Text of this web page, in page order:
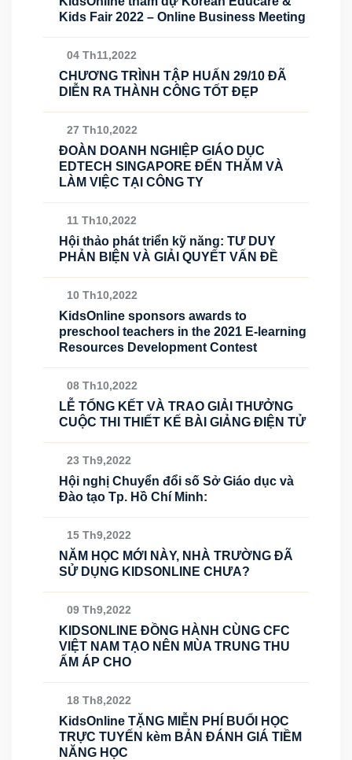
Kids Fair 2022 – Online Business Meeting
04 Th11,2022
CHƯƠNG TRÌNH TẬP HUẤN 29/10 ĐÃ
DIỄN RA THÀNH CÔNG TỐT ĐẸP
27 Th10,2022
ĐOÀN DOANH NGHIỆP GIÁO DỤC
EDTECH SINGAPORE ĐẾN THĂM VÀ
LÀM VIỆC TẠI CÔNG TY
11 Th10,2022
Hội thảo phát triển kỹ năng: TƯ DUY
PHẢN BIỆN VÀ GIẢI QUYẾT VẤN ĐỀ
10 Th10,2022
KidsOnline sponsors awards to
preschool teachers in the 2021 E-learning
Resources Development Contest
08 Th10,2022
LỄ TỔNG KẾT VÀ TRAO GIẢI THƯỞNG
CUỘC THI THIẾT KẾ BÀI GIẢNG ĐIỆN TỬ
23 Th9,2022
Hội nghị Chuyển đổi số Sở Giáo dục và
Đào tạo Tp. Hồ Chí Minh:
15 Th9,2022
NĂM HỌC MỚI NÀY, NHÀ TRƯỜNG ĐÃ
SỬ DỤNG KIDSONLINE CHƯA?
09 Th9,2022
KIDSONLINE ĐỒNG HÀNH CÙNG CFC
VIỆT NAM TẠO NÊN MÙA TRUNG THU
ẤM ÁP CHO
18 Th8,2022
KidsOnline TẶNG MIỄN PHÍ BUỔI HỌC
TRỰC TUYẾN kèm BẢN ĐÁNH GIÁ TIỀM
NĂNG HỌC